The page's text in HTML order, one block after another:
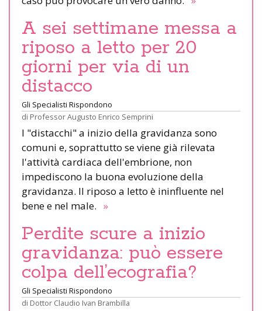
A sei settimane messa a
riposo a letto per 20
giorni per via di un
distacco
Gli Specialisti Rispondono
di Professor Augusto Enrico Semprini
I "distacchi" a inizio della gravidanza sono
comuni e, soprattutto se viene già rilevata
l'attività cardiaca dell'embrione, non
impediscono la buona evoluzione della
gravidanza. Il riposo a letto è ininfluente nel
bene e nel male. »
Perdite scure a inizio
gravidanza: può essere
colpa dell’ecografia?
Gli Specialisti Rispondono
di Dottor Claudio Ivan Brambilla